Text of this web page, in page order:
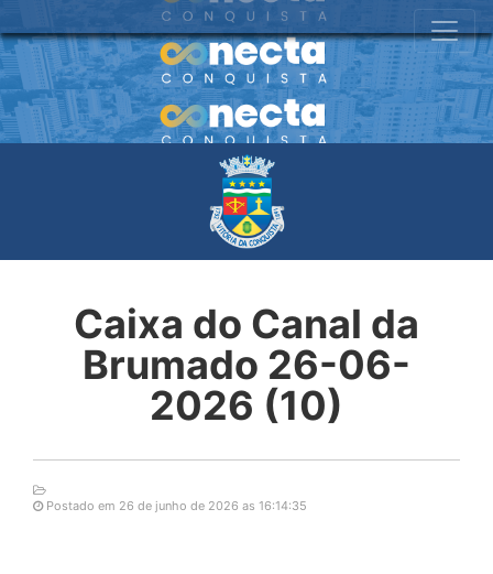
Caixa do Canal da
Brumado 26-06-
2026 (10)
Postado em 26 de junho de 2026 as 16:14:35